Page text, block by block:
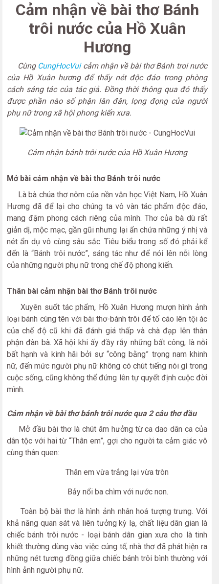
Cảm nhận về bài thơ Bánh
trôi nước của Hồ Xuân
Hương
Cùng CungHocVuicảm nhận về bài thơ Bánh troi nước
của Hồ Xuân hương để thấy nét độc đáo trong phòng
cách sáng tác của tác giả. Đồng thời thông qua đó thấy
được phần nào số phận lân đân, lọng đọng của người
phụ nữ trong xã hội phong kiến xưa.
Cảm nhận bánh trôi nước của Hồ Xuân Hương
Mở bài cảm nhận về bài thơ Bánh trôi nước
Là bà chúa thơ nôm của nền văn học Việt Nam, Hồ Xuân
Hương đã để lại cho chúng ta vô vàn tác phẩm độc đáo,
mang đậm phong cách riêng của mình. Thơ của bà dù rất
giản dị, mộc mạc, gần gũi nhưng lại ẩn chứa những ý nhị và
nét ẩn dụ vô cùng sâu sắc. Tiêu biểu trong số đó phải kể
đến là “Bánh trôi nước”, sáng tác như để nói lên nỗi lòng
của những người phụ nữ trong chế độ phong kiến.
Thân bài cảm nhận bài thơ Bánh trôi nước
Xuyên suốt tác phẩm, Hồ Xuân Hương mượn hình ảnh
loại bánh cùng tên với bài thơ-bánh trôi để tố cáo lên tội ác
của chế độ cũ khi đã đánh giá thấp và chà đạp lên thân
phận đàn bà. Xã hội khi ấy đầy rẫy những bất công, là nỗi
bất hạnh và kinh hãi bởi sự “công bằng” trọng nam khinh
nữ, đến mức người phụ nữ không có chút tiếng nói gì trong
cuộc sống, cũng không thể đứng lên tự quyết định cuộc đời
mình.
Cảm nhận về bài thơ bánh trôi nước qua 2 câu thơ đầu
Mở đầu bài thơ là chút âm hưởng từ ca dao dân ca của
dân tộc với hai từ “Thân em”, gợi cho người ta cảm giác vô
cùng thân quen:
Thân em vừa trắng lại vừa tròn
Bảy nổi ba chìm với nước non.
Toàn bộ bài thơ là hình ảnh nhân hoá tượng trưng. Với
khả năng quan sát và liên tưởng kỳ lạ, chất liệu dân gian là
chiếc bánh trôi nước - loại bánh dân gian xưa cho là tinh
khiết thường dùng vào việc cúng tế, nhà thơ đã phát hiện ra
những nét tương đồng giữa chiếc bánh trôi bình thường với
hình ảnh người phụ nữ.